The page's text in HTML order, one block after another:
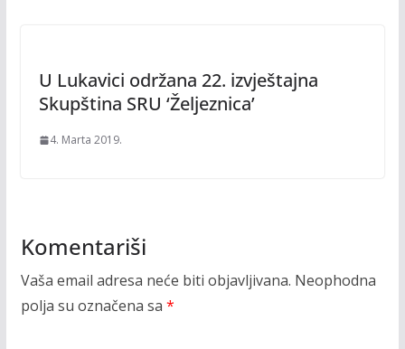
U Lukavici održana 22. izvještajna
Skupština SRU ‘Željeznica’
4. Marta 2019.
Komentariši
Vaša email adresa neće biti objavljivana. Neophodna
polja su označena sa *